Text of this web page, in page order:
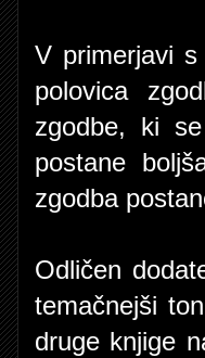
V primerjavi
polovica
zgodbe, ki
postane
zgodba
Odličen
temačnejši
druge knjige